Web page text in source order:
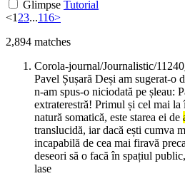
Glimpse Tutorial
<123...116>
2,894 matches
Corola-journal/Journalistic/
Pavel Șușară Deși am sugerat-o
n-am spus-o niciodată pe șleau:
extraterestră! Primul și cel mai
natură somatică, este starea ei de
translucidă, iar dacă ești cumva
incapabilă de cea mai firavă
deseori să o facă în spațiul
lase